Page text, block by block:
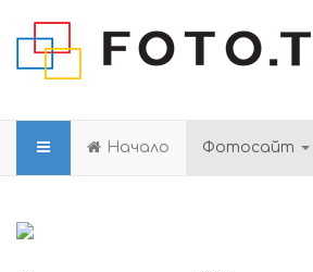
Начало Фотосайт